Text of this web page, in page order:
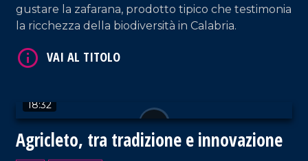
gustare la zafarana, prodotto tipico che testimonia
la ricchezza della biodiversità in Calabria.
18:32
Agricleto, tra tradizione e innovazione